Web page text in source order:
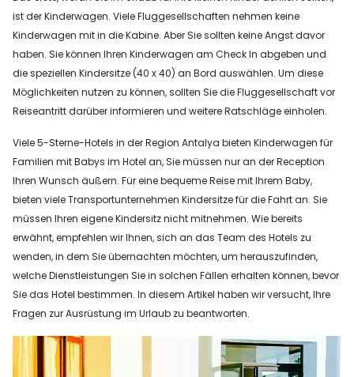
ist der Kinderwagen. Viele Fluggesellschaften nehmen keine
Kinderwagen mit in die Kabine. Aber Sie sollten keine Angst davor
haben. Sie können Ihren Kinderwagen am Check In abgeben und
die speziellen Kindersitze (40 x 40) an Bord auswählen. Um diese
Möglichkeiten nutzen zu können, sollten Sie die Fluggesellschaft vor
Reiseantritt darüber informieren und weitere Ratschläge einholen.
Viele 5-Sterne-Hotels in der Region Antalya bieten Kinderwagen für
Familien mit Babys im Hotel an, Sie müssen nur an der Reception
Ihren Wunsch äußern. Für eine bequeme Reise mit Ihrem Baby,
bieten viele Transportunternehmen Kindersitze für die Fahrt an. Sie
müssen Ihren eigene Kindersitz nicht mitnehmen. Wie bereits
erwähnt, empfehlen wir Ihnen, sich an das Team des Hotels zu
wenden, in dem Sie übernachten möchten, um herauszufinden,
welche Dienstleistungen Sie in solchen Fällen erhalten können, bevor
Sie das Hotel bestimmen. In diesem Artikel haben wir versucht, Ihre
Fragen zur Ausrüstung im Urlaub zu beantworten.